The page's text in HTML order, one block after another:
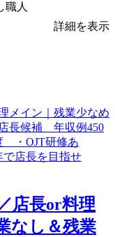
職人
詳細を表示
店長or料理
なし＆残業